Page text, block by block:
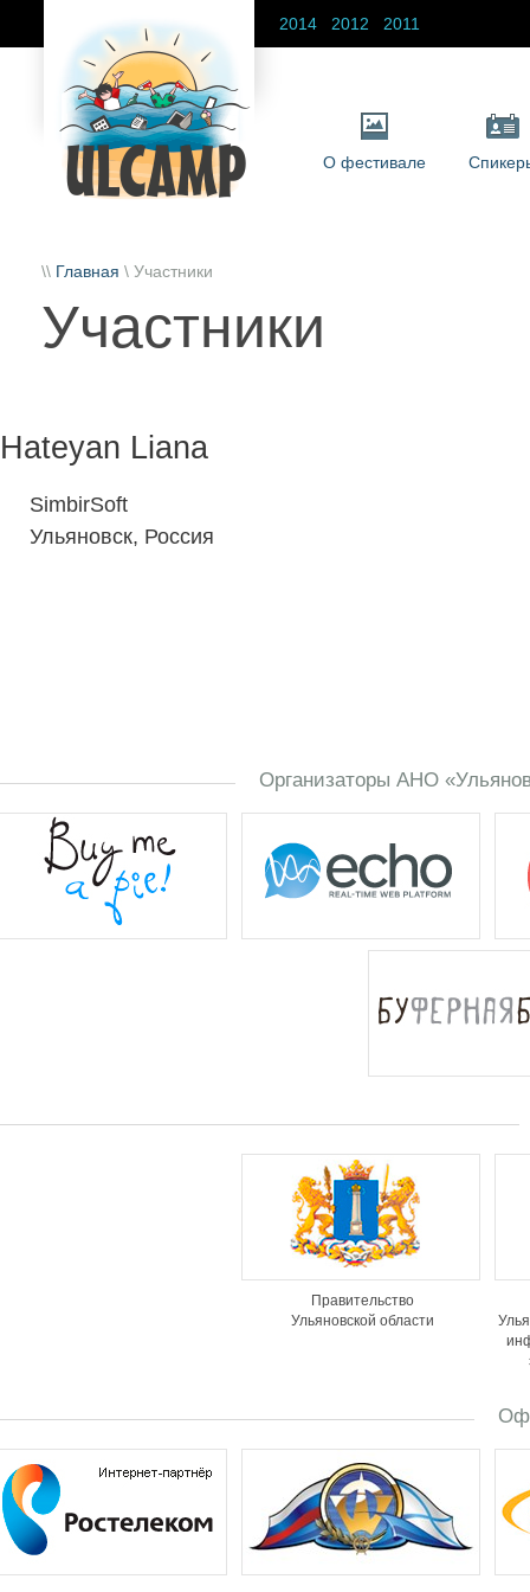
2014 2012 2011
О фестивале
\\ Главная \ Участники
Участники
Hateyan Liana
SimbirSoft
Ульяновск, Россия
Организаторы АНО
Правительство
Ульяновской области